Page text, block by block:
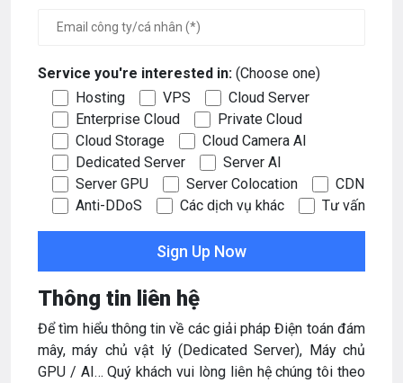
Service you're interested in: (Choose one)
Hosting
VPS
Cloud Server
Enterprise Cloud
Private Cloud
Cloud Storage
Cloud Camera AI
Dedicated Server
Server AI
Server GPU
Server Colocation
CDN
Anti-DDoS
Các dịch vụ khác Tư vấn
Thông tin liên hệ
Để tìm hiểu thông tin về các giải pháp Điện toán đám
mây, máy chủ vật lý (Dedicated Server), Máy chủ
GPU / AI… Quý khách vui lòng liên hệ chúng tôi theo